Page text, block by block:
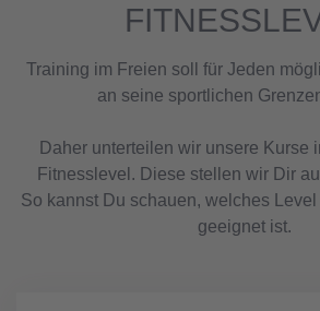
Training im Freien soll für Jeden
an seine sportlichen
Daher unterteilen wir unsere Kurse
Fitnesslevel. Diese stellen wir Dir
So kannst Du schauen, welches
geeignet ist.